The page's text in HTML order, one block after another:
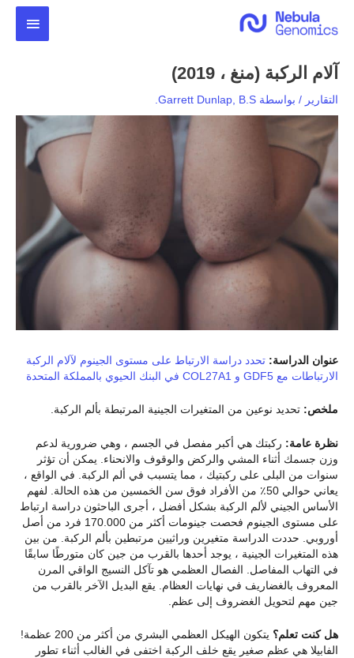
المحتوى
آلام الركبة (منغ ، 2019)
التقارير / بواسطة Garrett Dunlap, B.S.
عنوان الدراسة: تحدد دراسة الارتباط على مستوى الجينوم لآلام الركبة
الارتباطات مع GDF5 و COL27A1 في البنك الحيوي بالمملكة المتحدة
ملخص: تحديد نوعين من المتغيرات الجينية المرتبطة بألم الركبة.
نظرة عامة: ركبتك هي أكبر مفصل في الجسم ، وهي ضرورية لدعم
وزن جسمك أثناء المشي والركض والوقوف والانحناء. يمكن أن تؤثر
سنوات من البلى على ركبتيك ، مما يتسبب في ألم الركبة. في الواقع ،
يعاني حوالي 50٪ من الأفراد فوق سن الخمسين من هذه الحالة. لفهم
الأساس الجيني لألم الركبة بشكل أفضل ، أجرى الباحثون دراسة ارتباط
على مستوى الجينوم فحصت جينومات أكثر من 170.000 فرد من أصل
أوروبي. حددت الدراسة متغيرين وراثيين مرتبطين بألم الركبة. من بين
هذه المتغيرات الجينية ، يوجد أحدها بالقرب من جين كان متورطًا سابقًا
في التهاب المفاصل. الفصال العظمي هو تآكل النسيج الواقي المرن
المعروف بالغضاريف في نهايات العظام. يقع البديل الآخر بالقرب من
جين مهم لتحويل الغضروف إلى عظم.
هل كنت تعلم؟
يتكون الهيكل العظمي البشري من أكثر من 200 عظمة!
الفابيلا هي عظم صغير يقع خلف الركبة اختفى في الغالب أثناء تطور